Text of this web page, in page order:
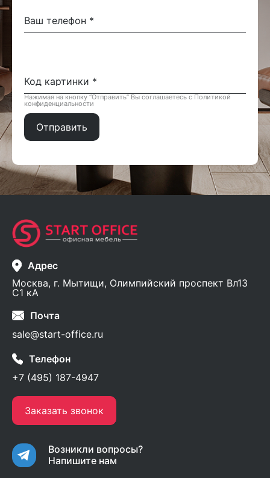
Нажимая на кнопку “Отправить” Вы соглашаетесь с Политикой
конфиденциальности
Адрес
Москва, г. Мытищи, Олимпийский проспект Вл13
С1 кА
Почта
sale@start-office.ru
Телефон
+7 (495) 187-4947
Заказать звонок
Возникли вопросы?
Напишите нам